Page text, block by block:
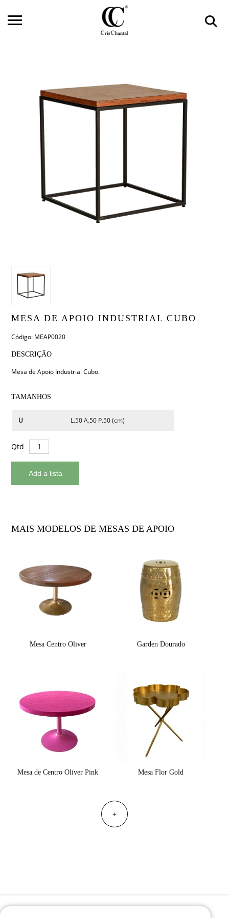
MESA DE APOIO INDUSTRIAL CUBO
Código: MEAP0020
DESCRIÇÃO
Mesa de Apoio Industrial Cubo.
TAMANHOS
U L.50 A.50 P.50 (cm)
Qtd
MAIS MODELOS DE MESAS DE APOIO
Mesa Centro Oliver Garden Dourado
Mesa de Centro Oliver Pink Mesa Flor Gold
+